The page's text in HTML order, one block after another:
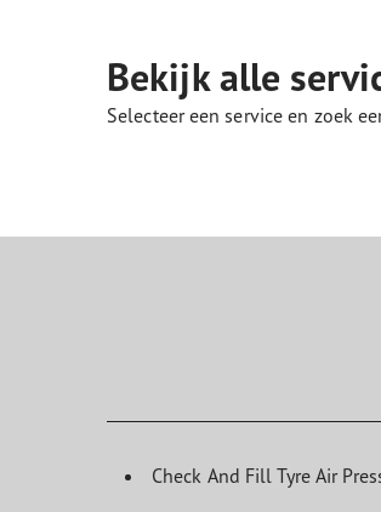
Bekijk alle
Selecteer een service en zoek
Check And Fill Tyre Air